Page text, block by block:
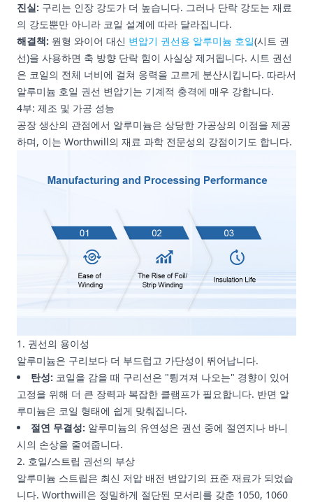
진실: 구리는 인장 강도가 더 높습니다. 그러나 단락 강도는 재료
의 강도뿐만 아니라 코일 설계에 따라 달라집니다.
해결책: 원형 와이어 대신 변압기 권선용 알루미늄 호일(시트 권
선)을 사용하면 축 방향 단락 힘이 사실상 제거됩니다. 시트 권선
은 코일의 전체 너비에 걸쳐 응력을 고르게 분산시킵니다. 따라서
알루미늄 호일 권선 변압기는 기계적 충격에 매우 강합니다.
4부: 제조 및 가공 성능
공장 생산의 관점에서 알루미늄은 상당한 가공상의 이점을 제공
하며, 이는 Worthwill의 재료 과학 전문성의 강점이기도 합니다.
1. 권선의 용이성
알루미늄은 구리보다 더 부드럽고 가단성이 뛰어납니다.
탄성: 코일을 감을 때 구리선은 "튕겨져 나오는" 경향이 있어
고정을 위해 더 큰 장력과 복잡한 클램프가 필요합니다. 반면 알
루미늄은 코일 형태에 쉽게 맞춰집니다.
절연 무결성: 알루미늄의 유연성은 권선 중에 절연지나 바니
시의 손상을 줄여줍니다.
2. 호일/스트립 권선의 부상
알루미늄 스트립은 최신 저압 배전 변압기의 표준 재료가 되었습
니다. Worthwill은 정밀하게 절단된 모서리를 갖춘 1050, 1060